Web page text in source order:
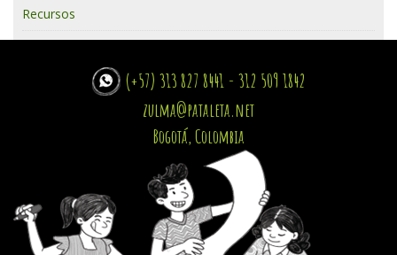
Recursos
(+57) 313 827 8441 - 312 509 1842
zulma@pataleta.net
Bogotá, Colombia